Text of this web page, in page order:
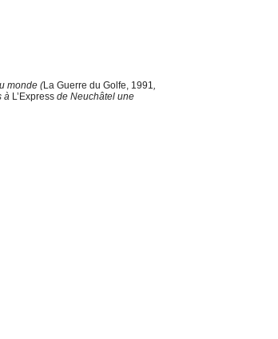
monde (La Guerre du Golfe, 1991,
à L’Express de Neuchâtel une